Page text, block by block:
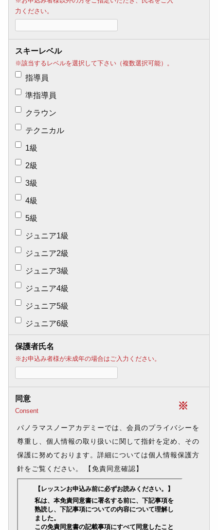
力ください。
スキーレベル
※該当するレベルを選択して下さい（複数選択可能）。
指導員
準指導員
クラウン
テクニカル
1級
2級
3級
4級
5級
ジュニア1級
ジュニア2級
ジュニア3級
ジュニア4級
ジュニア5級
ジュニア6級
保護者氏名
※お申込み者様が未成年の場合はご入力ください。
※
同意
Consent
パノラマスノーアカデミーでは、会員のプライバシーを
尊重し、個人情報の取り扱いに関して指針を定め、その
保護に努めております。詳細については個人情報保護方
針をご覧ください。
【免責同意確認】